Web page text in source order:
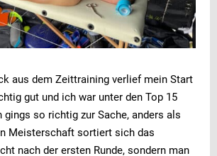
aus dem Zeittraining verlief mein Start
gut und ich war unter den Top 15
gings so richtig zur Sache, anders als
Meisterschaft sortiert sich das
nach der ersten Runde, sondern man